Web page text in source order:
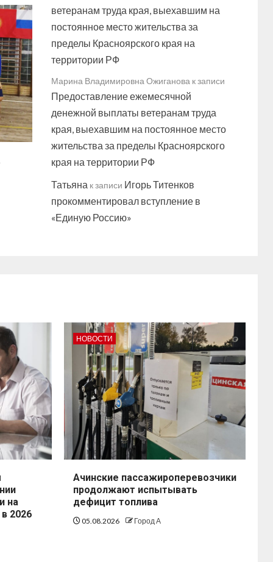
ветеранам труда края, выехавшим на
постоянное место жительства за
пределы Красноярского края на
территории РФ
Марина Владимировна Ожиганова к записи
Предоставление ежемесячной
денежной выплаты ветеранам труда
края, выехавшим на постоянное место
жительства за пределы Красноярского
края на территории РФ
Татьяна к записи Игорь Титенков
прокомментировал вступление в
«Единую Россию»
на
2026
НОВОСТИ
Ачинские пассажироперевозчики
продолжают испытывать
дефицит топлива
05.08.2026 Город А